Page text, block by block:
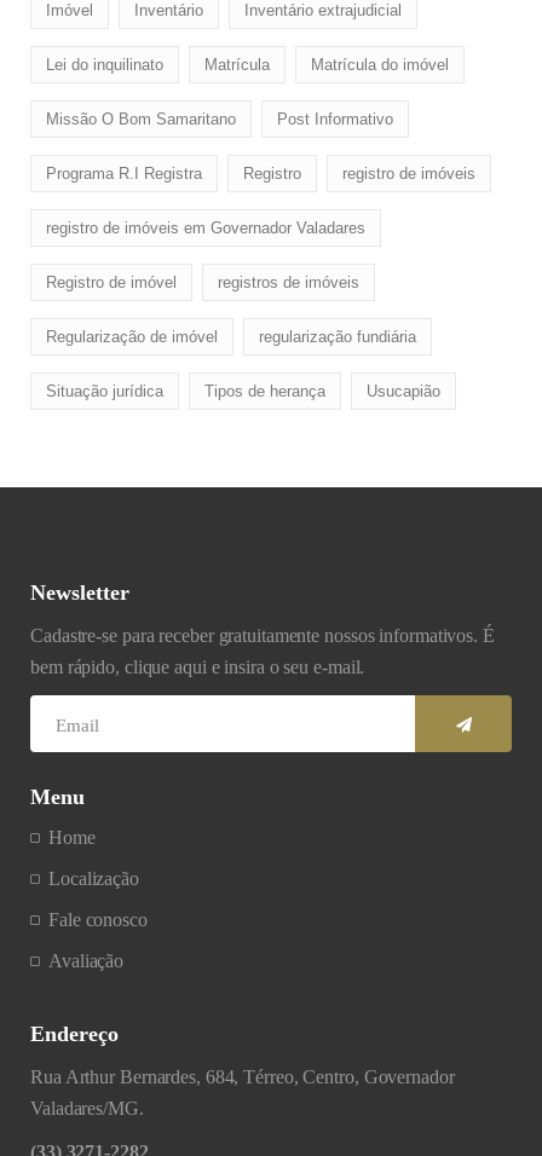
Imóvel Inventário Inventário extrajudicial
Lei do inquilinato Matrícula Matrícula do imóvel
Missão O Bom Samaritano Post Informativo
Programa R.I Registra Registro registro de imóveis
registro de imóveis em Governador Valadares
Registro de imóvel registros de imóveis
Regularização de imóvel regularização fundiária
Situação jurídica Tipos de herança Usucapião
Newsletter
Cadastre-se para receber gratuitamente nossos informativos. É
bem rápido, clique aqui e insira o seu e-mail.
Menu
Home
Localização
Fale conosco
Avaliação
Endereço
Rua Arthur Bernardes, 684, Térreo, Centro, Governador
Valadares/MG.
(33) 3271-2282